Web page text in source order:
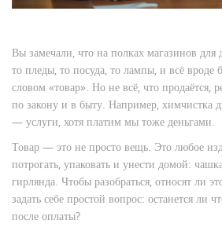
Вы замечали, что на полках магазинов для
то пледы, то посуда, то лампы, и всё
словом «товар». Но не всё, что продаётся,
по закону и в быту. Например, химчистка
— услуги, хотя платим мы тоже деньгами.
Товар — это не просто вещь. Это любое
потрогать, упаковать и унести домой:
гирлянда. Чтобы разобраться, относят ли
задать себе простой вопрос: останется ли
после оплаты?